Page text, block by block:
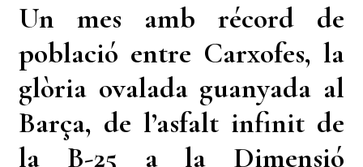
Un mes amb récord de
població entre Carxofes, la
glòria ovalada guanyada al
Barça, de l’asfalt infinit de
la B-25 a la Dimensió